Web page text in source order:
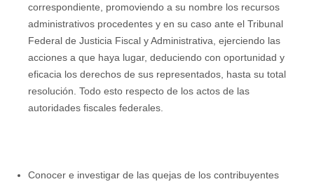
correspondiente, promoviendo a su nombre los recursos
administrativos procedentes y en su caso ante el Tribunal
Federal de Justicia Fiscal y Administrativa, ejerciendo las
acciones a que haya lugar, deduciendo con oportunidad y
eficacia los derechos de sus representados, hasta su total
resolución. Todo esto respecto de los actos de las
autoridades fiscales federales.
Conocer e investigar de las quejas de los contribuyentes